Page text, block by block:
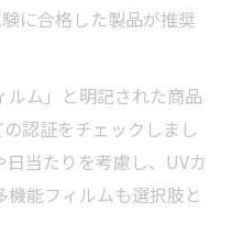
用を抑えるポイント
ム施工で後悔しない
ィルム施工業者の選
すべきポイント一覧
に合格した製品が推奨
ム」と明記された商品
認証をチェックしまし
当たりを考慮し、UVカ
能フィルムも選択肢と